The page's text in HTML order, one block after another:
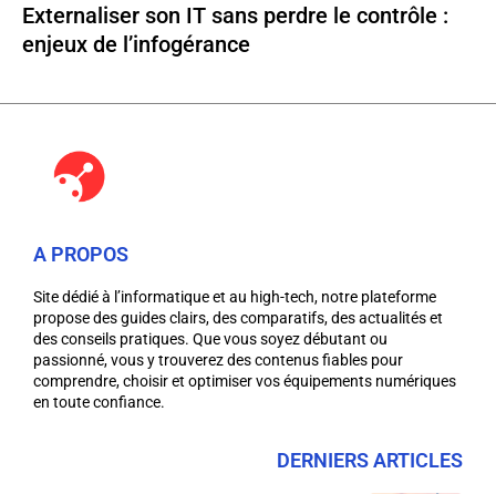
Externaliser son IT sans perdre le contrôle :
enjeux de l’infogérance
A PROPOS
Site dédié à l’informatique et au high-tech, notre plateforme
propose des guides clairs, des comparatifs, des actualités et
des conseils pratiques. Que vous soyez débutant ou
passionné, vous y trouverez des contenus fiables pour
comprendre, choisir et optimiser vos équipements numériques
en toute confiance.
DERNIERS ARTICLES